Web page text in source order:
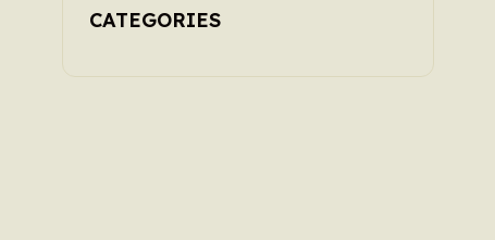
CATEGORIES